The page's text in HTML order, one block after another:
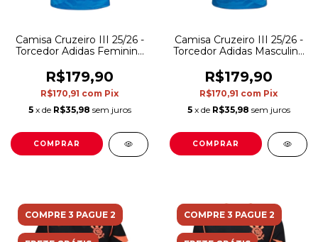
Camisa Cruzeiro III 25/26 -
Torcedor Adidas Feminina
dourado
R$179,90
R$170,91 com Pix
5 x de R$35,98 sem juros
COMPRAR
Camisa Cruzeiro III 25/26 -
Torcedor Adidas Masculina
dourado
R$179,90
R$170,91 com Pix
5 x de R$35,98 sem juros
COMPRAR
COMPRE 3 PAGUE 2 COMPRE 3 PAGUE 2